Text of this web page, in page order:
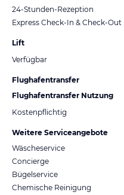
24-Stunden-Rezeption
Express Check-In & Check-Out
Lift
Verfügbar
Flughafentransfer
Flughafentransfer Nutzung
Kostenpflichtig
Weitere Serviceangebote
Wäscheservice
Concierge
Bügelservice
Chemische Reinigung